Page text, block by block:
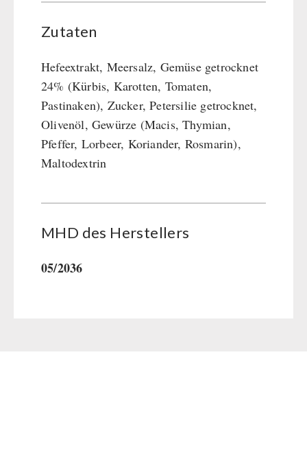
Zutaten
Hefeextrakt, Meersalz, Gemüse getrocknet
24% (Kürbis, Karotten, Tomaten,
Pastinaken), Zucker, Petersilie getrocknet,
Olivenöl, Gewürze (Macis, Thymian,
Pfeffer, Lorbeer, Koriander, Rosmarin),
Maltodextrin
MHD des Her­stel­lers
05/2036